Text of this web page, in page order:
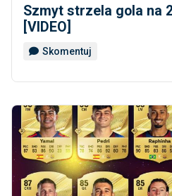
Szmyt strzela gola na
[VIDEO]
Skomentuj